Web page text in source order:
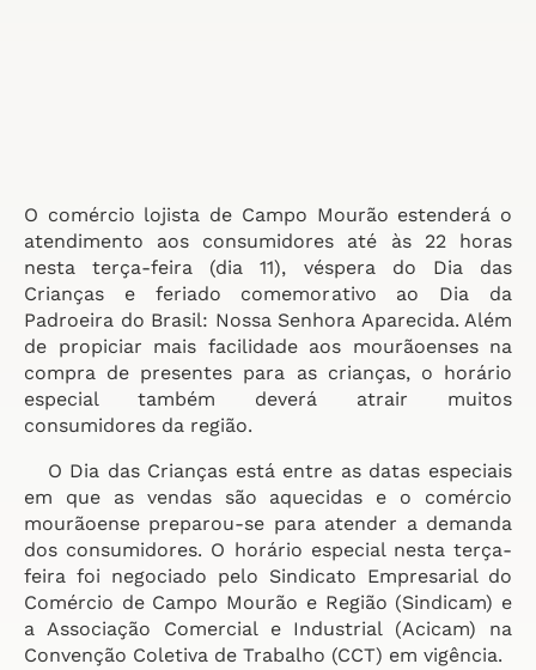
O comércio lojista de Campo Mourão estenderá o
atendimento aos consumidores até às 22 horas
nesta terça-feira (dia 11), véspera do Dia das
Crianças e feriado comemorativo ao Dia da
Padroeira do Brasil: Nossa Senhora Aparecida. Além
de propiciar mais facilidade aos mourãoenses na
compra de presentes para as crianças, o horário
especial também deverá atrair muitos
consumidores da região.
O Dia das Crianças está entre as datas especiais
em que as vendas são aquecidas e o comércio
mourãoense preparou-se para atender a demanda
dos consumidores. O horário especial nesta terça-
feira foi negociado pelo Sindicato Empresarial do
Comércio de Campo Mourão e Região (Sindicam) e
a Associação Comercial e Industrial (Acicam) na
Convenção Coletiva de Trabalho (CCT) em vigência.